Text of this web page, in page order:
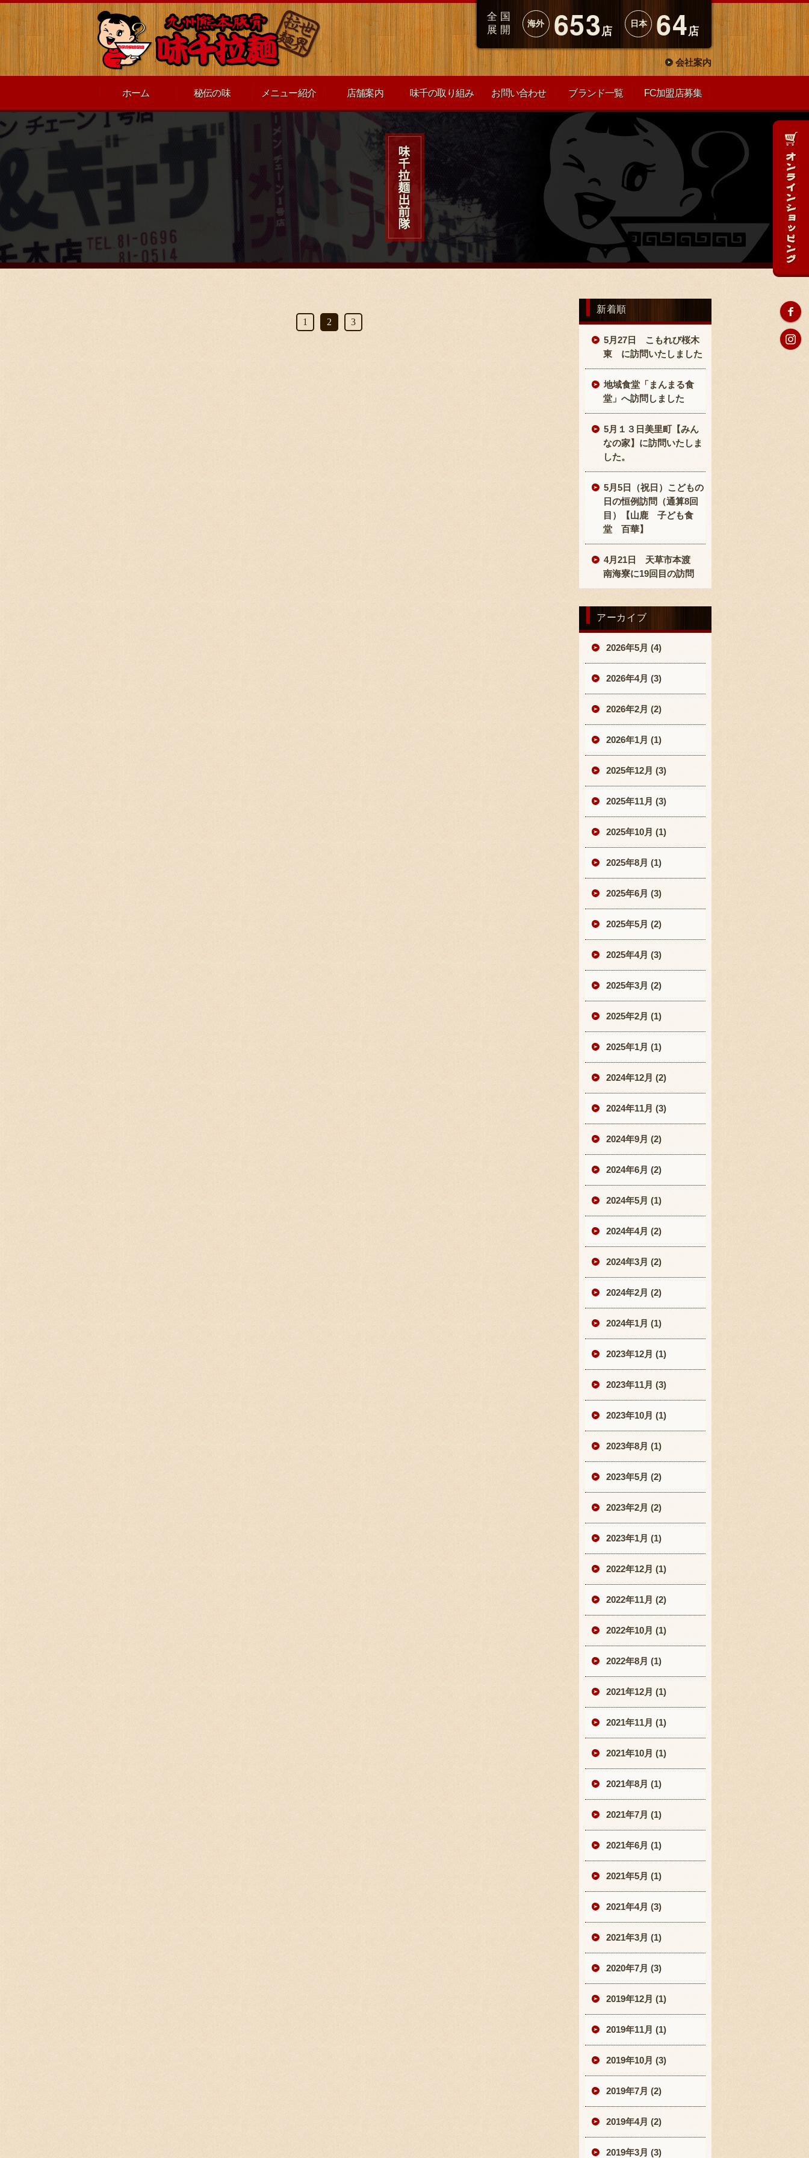
全国
展開
海外 653店
日本 64店
会社案内
ホーム 秘伝の味 メニュー紹介 店舗案内 味千の取り組み お問い合わせ ブランド一覧 FC加盟店募集
1 2 3
新着順
5月27日 こもれび桜木
東 に訪問いたしました
地域食堂「まんまる食
堂」へ訪問しました
5月１３日美里町【みん
なの家】に訪問いたしま
した。
5月5日（祝日）こどもの
日の恒例訪問（通算8回
目）【山鹿 子ども食
堂 百華】
4月21日 天草市本渡
南海寮に19回目の訪問
アーカイブ
2026年5月 (4)
2026年4月 (3)
2026年2月 (2)
2026年1月 (1)
2025年12月 (3)
2025年11月 (3)
2025年10月 (1)
2025年8月 (1)
2025年6月 (3)
2025年5月 (2)
2025年4月 (3)
2025年3月 (2)
2025年2月 (1)
2025年1月 (1)
2024年12月 (2)
2024年11月 (3)
2024年9月 (2)
2024年6月 (2)
2024年5月 (1)
2024年4月 (2)
2024年3月 (2)
2024年2月 (2)
2024年1月 (1)
2023年12月 (1)
2023年11月 (3)
2023年10月 (1)
2023年8月 (1)
2023年5月 (2)
2023年2月 (2)
2023年1月 (1)
2022年12月 (1)
2022年11月 (2)
2022年10月 (1)
2022年8月 (1)
2021年12月 (1)
2021年11月 (1)
2021年10月 (1)
2021年8月 (1)
2021年7月 (1)
2021年6月 (1)
2021年5月 (1)
2021年4月 (3)
2021年3月 (1)
2020年7月 (3)
2019年12月 (1)
2019年11月 (1)
2019年10月 (3)
2019年7月 (2)
2019年4月 (2)
2019年3月 (3)